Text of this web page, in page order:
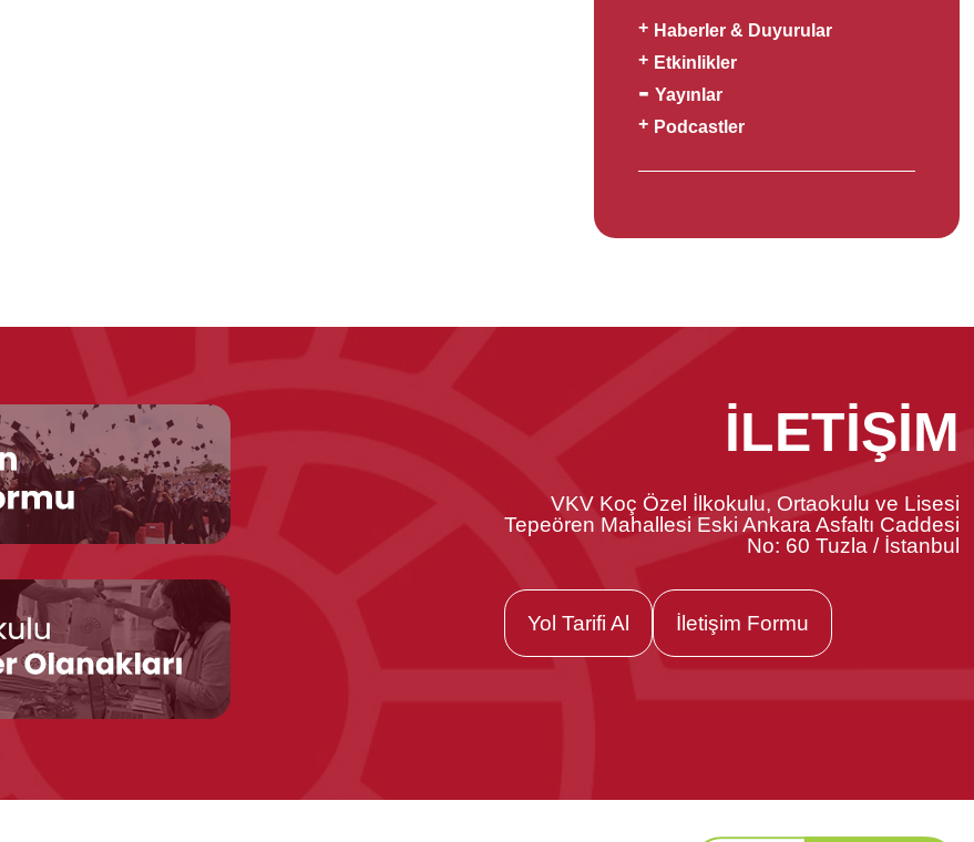
Haberler & Duyurular
Etkinlikler
Yayınlar
Podcastler
İLETİŞİM
VKV Koç Özel İlkokulu, Ortaokulu ve Lisesi
Tepeören Mahallesi Eski Ankara Asfaltı Caddesi
No: 60 Tuzla / İstanbul
Yol Tarifi Al İletişim Formu